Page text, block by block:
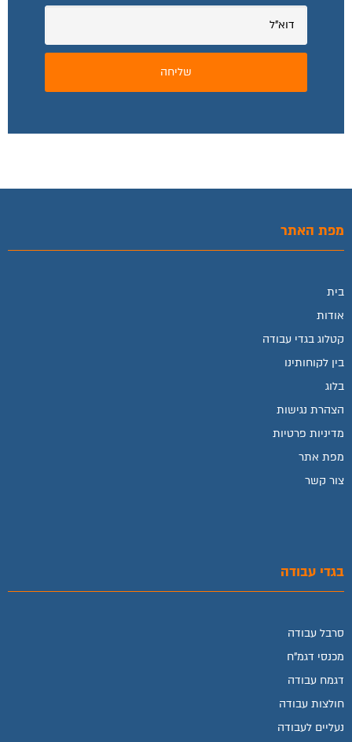
מפת האתר
בית
אודות
קטלוג בגדי עבודה
בין לקוחותינו
בלוג
הצהרת נגישות
מדיניות פרטיות
מפת אתר
צור קשר
בגדי עבודה
סרבל עבודה
מכנסי דגמ"ח
דגמח עבודה
חולצות עבודה
נעליים לעבודה